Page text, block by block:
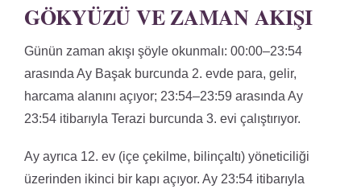
GÖKYÜZÜ VE ZAMAN AKIŞI
Günün zaman akışı şöyle okunmalı: 00:00–23:54
arasında Ay Başak burcunda 2. evde para, gelir,
harcama alanını açıyor; 23:54–23:59 arasında Ay
23:54 itibarıyla Terazi burcunda 3. evi çalıştırıyor.
Ay ayrıca 12. ev (içe çekilme, bilinçaltı) yöneticiliği
üzerinden ikinci bir kapı açıyor. Ay 23:54 itibarıyla